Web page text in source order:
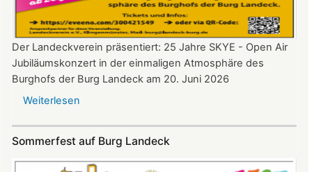
Der Landeckverein präsentiert: 25 Jahre SKYE - Open Air
Jubiläumskonzert in der einmaligen Atmosphäre des
Burghofs der Burg Landeck am 20. Juni 2026
Weiterlesen
auf
Burg
Sommerfest auf Burg Landeck